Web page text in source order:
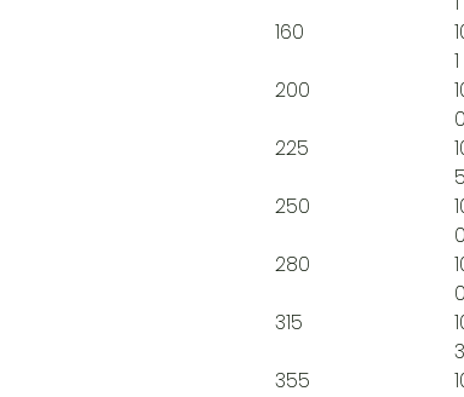
160
1
200
225
250
280
315
3
355